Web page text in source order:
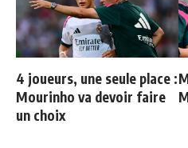
4 joueurs, une seule place :
Mourinho va devoir faire
un choix